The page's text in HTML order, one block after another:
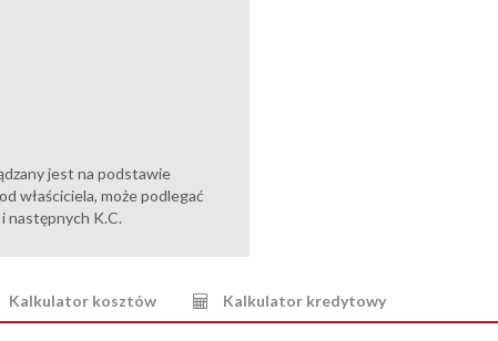
jest na podstawie
właściciela, może podlegać
następnych K.C.
Kalkulator kosztów Kalkulator kredytowy